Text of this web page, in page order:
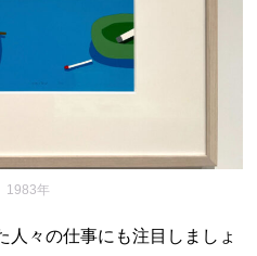
1983年
人々の仕事にも注目しましょ